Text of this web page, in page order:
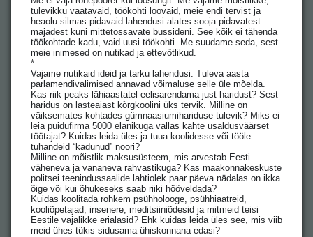
tulevikku vaatavaid, töökohti loovaid, meie endi tervist ja
heaolu silmas pidavaid lahendusi alates sooja pidavatest
majadest kuni mittetossavate bussideni. See kõik ei tähenda
töökohtade kadu, vaid uusi töökohti. Me suudame seda, sest
meie inimesed on nutikad ja ettevõtlikud.
*
Vajame nutikaid ideid ja tarku lahendusi. Tuleva aasta
parlamendivalimised annavad võimaluse selle üle mõelda.
Kas riik peaks lähiaastatel eelisarendama just haridust? Sest
haridus on lasteaiast kõrgkoolini üks tervik. Milline on
väiksemates kohtades gümnaasiumihariduse tulevik? Miks ei
leia puidufirma 5000 elanikuga vallas kahte usaldusväärset
töötajat? Kuidas leida üles ja tuua koolidesse või tööle
tuhandeid “kadunud” noori?
Milline on mõistlik maksusüsteem, mis arvestab Eesti
väheneva ja vananeva rahvastikuga? Kas maakonnakeskuste
politsei teenindussaalide lahtiolek paar päeva nädalas on ikka
õige või kui õhukeseks saab riiki hööveldada?
Kuidas koolitada rohkem psühholooge, psühhiaatreid,
kooliõpetajad, insenere, meditsiiniõdesid ja mitmeid teisi
Eestile vajalikke erialasid? Ehk kuidas leida üles see, mis viib
meid ühes tükis sidusama ühiskonnana edasi?